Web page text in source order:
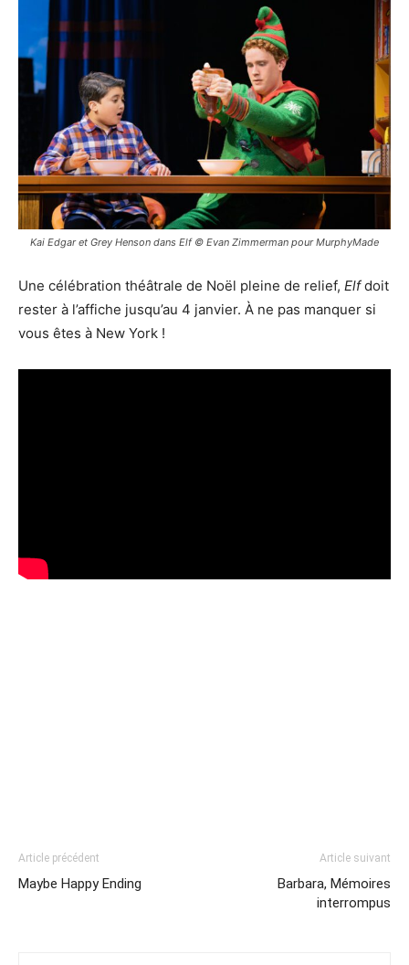
Kai Edgar et Grey Henson dans Elf © Evan Zimmerman pour MurphyMade
Une célébration théâtrale de Noël pleine de relief, Elfdoit
rester à l’affiche jusqu’au 4 janvier. À ne pas manquer si
vous êtes à New York !
Article précédent
Maybe Happy Ending
Article suivant
Barbara, Mémoires
interrompus